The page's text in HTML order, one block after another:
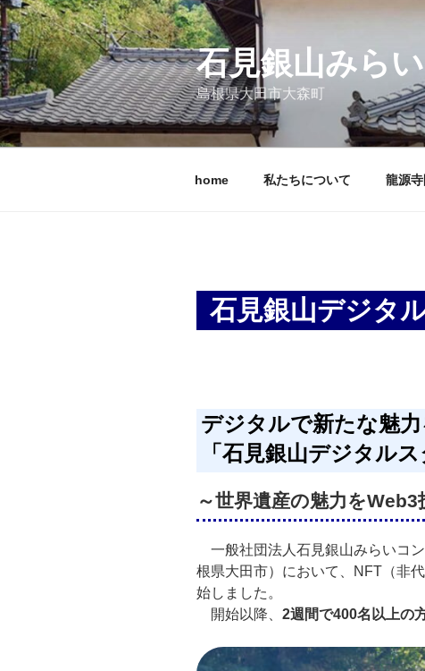
コ
ン
テ
ン
ツ
へ
ス
石見銀山みら
島根県大田市大森町
home 私たちについて 龍源
石見銀山デジタ
デジタルで新たな魅
「石見銀山デジタル
～世界遺産の魅力を
一般社団法人石見銀山みらいコ
根県大田市）において、NFT（非
始しました。
開始以降、 2週間で400名以上の